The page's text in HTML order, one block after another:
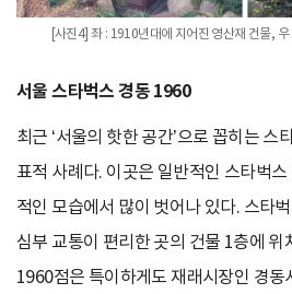
[사진4] 좌 : 1910년대에 지어진 영산재 건물,
서울 스타벅스 경동 1960
최근 ‘서울의 핫한 공간’으로 꼽히는 스
표적 사례다. 이곳은 일반적인 스타벅
적인 모습에서 많이 벗어나 있다. 스타
심부 교통이 편리한 곳의 건물 1층에 위
1960점은 특이하게도 재래시장인 경동